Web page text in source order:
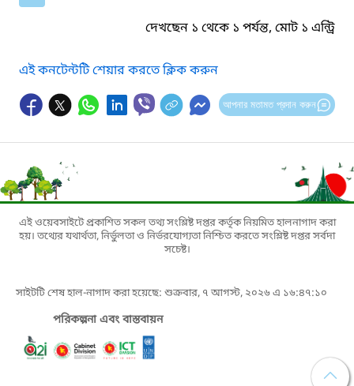
দেখছেন ১ থেকে ১ পর্যন্ত, মোট ১ এন্ট্রি
এই কনটেন্টটি শেয়ার করতে ক্লিক করুন
আপনার মতামত প্রদান করুন
এই ওয়েবসাইটে প্রকাশিত সকল তথ্য সংশ্লিষ্ট দপ্তর কর্তৃক নিয়মিত হালনাগাদ করা
হয়। তথ্যের যথার্থতা, নির্ভুলতা ও নির্ভরযোগ্যতা নিশ্চিত করতে সংশ্লিষ্ট দপ্তর সর্বদা
সচেষ্ট।
সাইটটি শেষ হাল-নাগাদ করা হয়েছে: শুক্রবার, ৭ আগস্ট, ২০২৬ এ ১৬:৪৭:১০
পরিকল্পনা এবং বাস্তবায়ন